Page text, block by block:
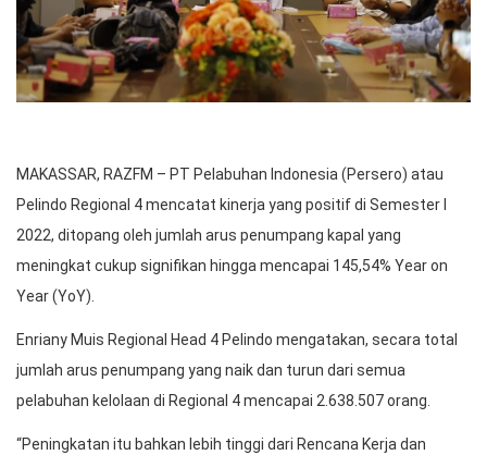
MAKASSAR, RAZFM – PT Pelabuhan Indonesia (Persero) atau
Pelindo Regional 4 mencatat kinerja yang positif di Semester I
2022, ditopang oleh jumlah arus penumpang kapal yang
meningkat cukup signifikan hingga mencapai 145,54% Year on
Year (YoY).
Enriany Muis Regional Head 4 Pelindo mengatakan, secara total
jumlah arus penumpang yang naik dan turun dari semua
pelabuhan kelolaan di Regional 4 mencapai 2.638.507 orang.
“Peningkatan itu bahkan lebih tinggi dari Rencana Kerja dan